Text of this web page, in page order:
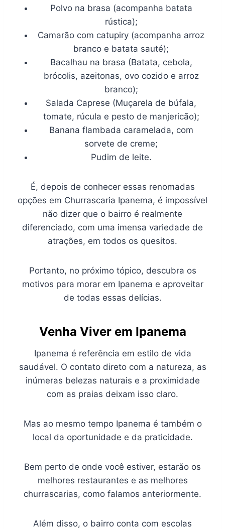
Polvo na brasa (acompanha batata
rústica);
Camarão com catupiry (acompanha arroz
branco e batata sauté);
Bacalhau na brasa (Batata, cebola,
brócolis, azeitonas, ovo cozido e arroz
branco);
Salada Caprese (Muçarela de búfala,
tomate, rúcula e pesto de manjericão);
Banana flambada caramelada, com
sorvete de creme;
Pudim de leite.
É, depois de conhecer essas renomadas
opções em Churrascaria Ipanema, é impossível
não dizer que o bairro é realmente
diferenciado, com uma imensa variedade de
atrações, em todos os quesitos.
Portanto, no próximo tópico, descubra os
motivos para morar em Ipanema e aproveitar
de todas essas delícias.
Venha Viver em Ipanema
Ipanema é referência em estilo de vida
saudável. O contato direto com a natureza, as
inúmeras belezas naturais e a proximidade
com as praias deixam isso claro.
Mas ao mesmo tempo Ipanema é também o
local da oportunidade e da praticidade.
Bem perto de onde você estiver, estarão os
melhores restaurantes e as melhores
churrascarias, como falamos anteriormente.
Além disso, o bairro conta com escolas